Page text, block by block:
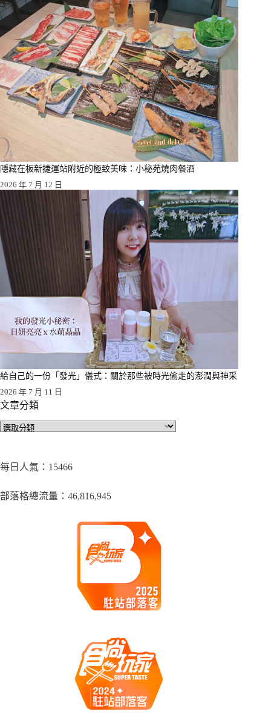
隱藏在板新捷運站附近的極致美味：小秘苑燒肉餐酒
2026 年 7 月 12 日
給自己的一份「發光」儀式：關於那些被時光偷走的澎潤與神采
2026 年 7 月 11 日
文章分類
文
類
每日人氣：15466
部落格總流量：​46,816,945